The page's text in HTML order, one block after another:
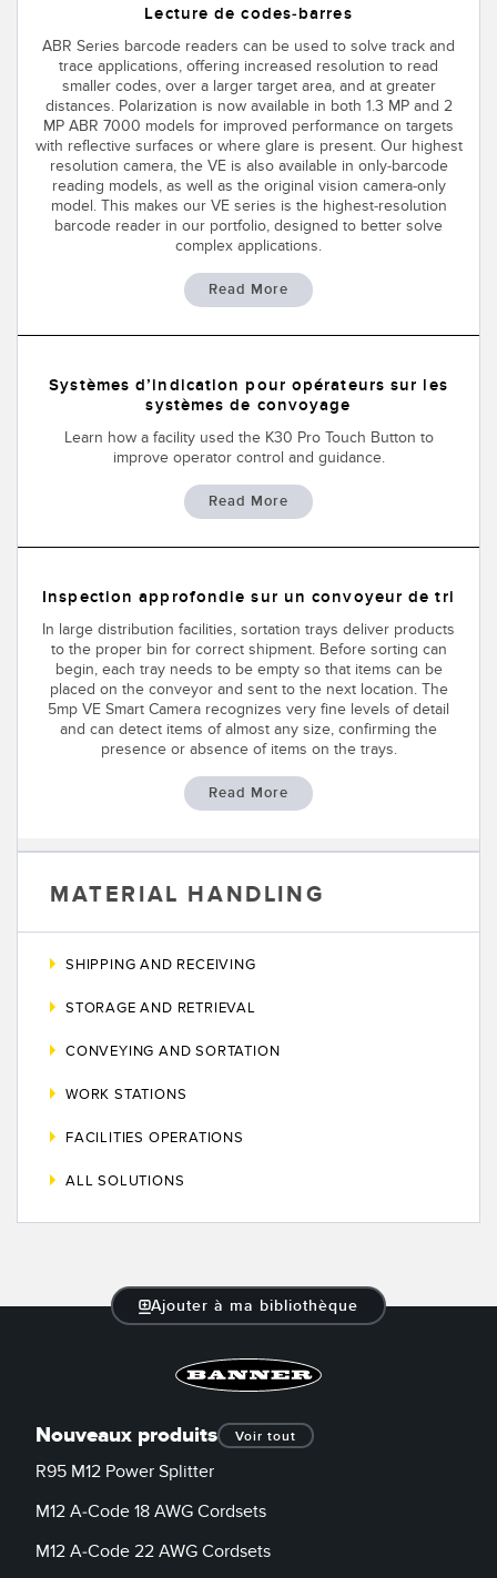
Lecture de codes-barres
ABR Series barcode readers can be used to solve track and
trace applications, offering increased resolution to read
smaller codes, over a larger target area, and at greater
distances. Polarization is now available in both 1.3 MP and 2
MP ABR 7000 models for improved performance on targets
with reflective surfaces or where glare is present. Our highest
resolution camera, the VE is also available in only-barcode
reading models, as well as the original vision camera-only
model. This makes our VE series is the highest-resolution
barcode reader in our portfolio, designed to better solve
complex applications.
Read More
Systèmes d’indication pour opérateurs sur les
systèmes de convoyage
Learn how a facility used the K30 Pro Touch Button to
improve operator control and guidance.
Read More
Inspection approfondie sur un convoyeur de tri
In large distribution facilities, sortation trays deliver products
to the proper bin for correct shipment. Before sorting can
begin, each tray needs to be empty so that items can be
placed on the conveyor and sent to the next location. The
5mp VE Smart Camera recognizes very fine levels of detail
and can detect items of almost any size, confirming the
presence or absence of items on the trays.
Read More
MATERIAL HANDLING
SHIPPING AND RECEIVING
STORAGE AND RETRIEVAL
CONVEYING AND SORTATION
WORK STATIONS
FACILITIES OPERATIONS
ALL SOLUTIONS
Ajouter à ma bibliothèque
Nouveaux produits Voir tout
R95 M12 Power Splitter
M12 A-Code 18 AWG Cordsets
M12 A-Code 22 AWG Cordsets